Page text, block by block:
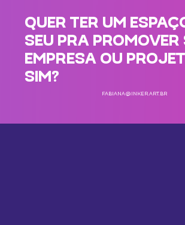
QUER TER UM
SEU PRA PROMOVER
EMPRESA OU
SIM?
FABIANA@INKER.ART.BR